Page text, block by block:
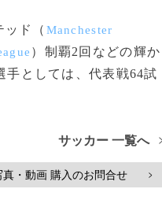
ド（ Manchester
）制覇2回などの輝か
手としては、代表戦64試
サッカー 一覧へ
・動画 購入のお問合せ >